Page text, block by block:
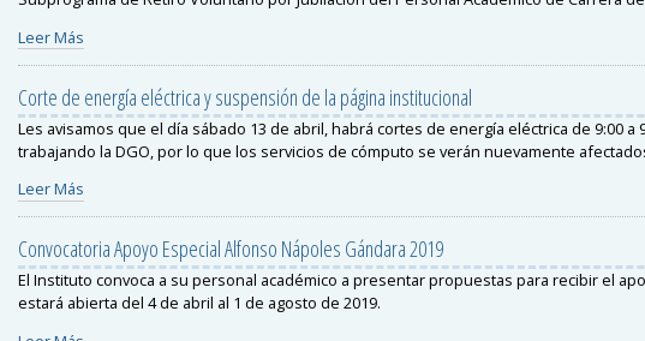
Leer Más
Corte de energía eléctrica y suspensión de la página institucional
Les avisamos que el día sábado 13 de abril, habrá cortes de energía eléctrica de 9:00 a
trabajando la DGO, por lo que los servicios de cómputo se verán nuevamente
Leer Más
Convocatoria Apoyo Especial Alfonso Nápoles Gándara 2019
El Instituto convoca a su personal académico a presentar propuestas para recibir el
estará abierta del 4 de abril al 1 de agosto de 2019.